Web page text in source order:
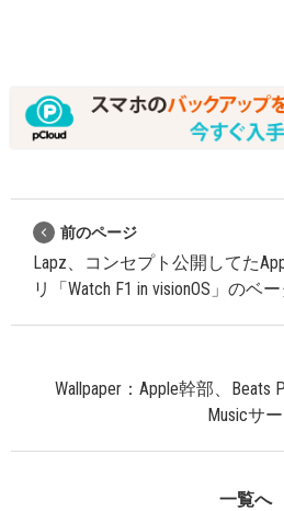
前のページ
Lapz、コンセプト公開してた
リ「Watch F1 in visionOS」のベ
Wallpaper：Apple幹部、Beats
Musicサ
一覧へ